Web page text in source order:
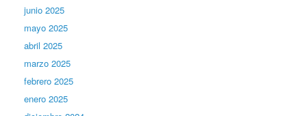
junio 2025
mayo 2025
abril 2025
marzo 2025
febrero 2025
enero 2025